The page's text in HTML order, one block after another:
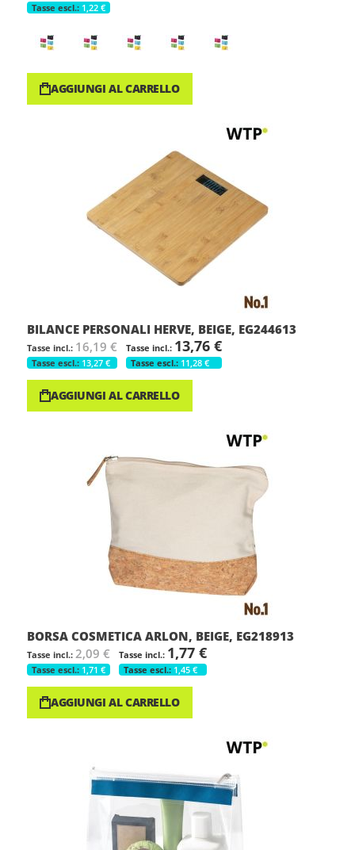
1,22 €
AGGIUNGI AL CARRELLO
BILANCE PERSONALI HERVE, BEIGE, EG244613
16,19 €
13,27 €
13,76 €
11,28 €
AGGIUNGI AL CARRELLO
BORSA COSMETICA ARLON, BEIGE, EG218913
2,09 €
1,71 €
1,77 €
1,45 €
AGGIUNGI AL CARRELLO